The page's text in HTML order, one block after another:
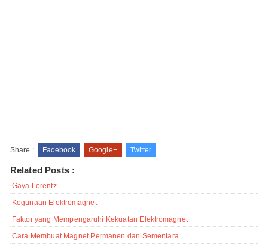
Share : Facebook Google+ Twitter
Related Posts :
Gaya Lorentz
Kegunaan Elektromagnet
Faktor yang Mempengaruhi Kekuatan Elektromagnet
Cara Membuat Magnet Permanen dan Sementara